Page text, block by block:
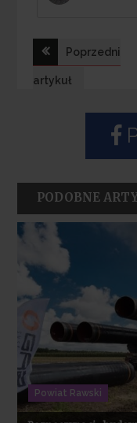
wpisu
Poprzedni
artykuł
PODOBNE
Powiat Rawski